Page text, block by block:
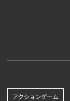
アクションゲーム